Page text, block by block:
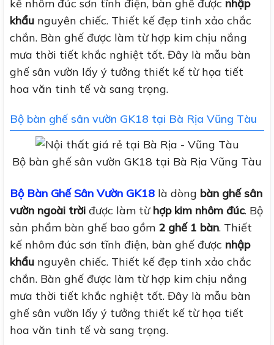
kế nhôm đúc sơn tĩnh điện, bàn ghế được nhập
khẩu nguyên chiếc. Thiết kế đẹp tinh xảo chắc
chắn. Bàn ghế được làm từ hợp kim chịu nắng
mưa thời tiết khắc nghiệt tốt. Đây là mẫu bàn
ghế sân vườn lấy ý tưởng thiết kế từ họa tiết
hoa văn tinh tế và sang trọng.
Bộ bàn ghế sân vườn GK18 tại Bà Rịa Vũng Tàu
Bộ bàn ghế sân vườn GK18 tại Bà Rịa Vũng Tàu
Bộ Bàn Ghế Sân Vườn GK18 là dòng bàn ghế sân
vườn ngoài trời được làm từ hợp kim nhôm đúc. Bộ
sản phẩm bàn ghế bao gồm 2 ghế 1 bàn. Thiết
kế nhôm đúc sơn tĩnh điện, bàn ghế được nhập
khẩu nguyên chiếc. Thiết kế đẹp tinh xảo chắc
chắn. Bàn ghế được làm từ hợp kim chịu nắng
mưa thời tiết khắc nghiệt tốt. Đây là mẫu bàn
ghế sân vườn lấy ý tưởng thiết kế từ họa tiết
hoa văn tinh tế và sang trọng.